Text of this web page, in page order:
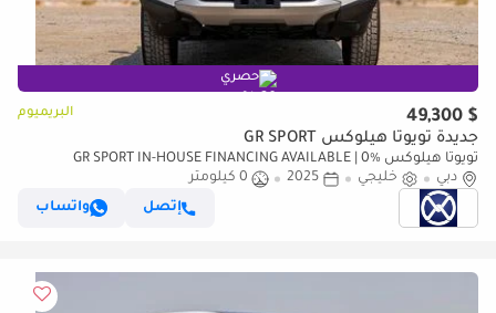
حصري
$ 49,300 البريميوم
جديدة تويوتا هيلوكس GR SPORT
تويوتا هيلوكس GR SPORT IN-HOUSE FINANCING AVAILABLE | 0%
DOWNPAYMENT (BANK)
دبي خليجي 2025
0 كيلومتر
إتصل
واتساب